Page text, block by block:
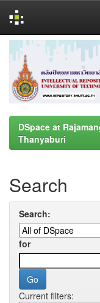
navigation
DSpace at
Thanyaburi
Search
Search:
for
Current filters: